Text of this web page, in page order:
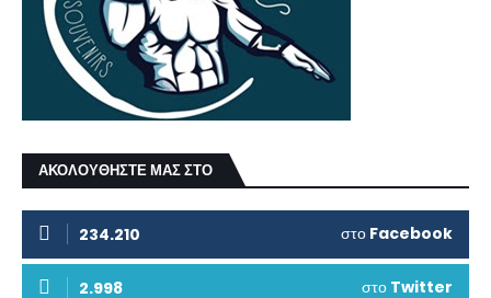
ΑΚΟΛΟΥΘΗΣΤΕ ΜΑΣ ΣΤΟ
234.210 στο Facebook
2.998 στο Twitter